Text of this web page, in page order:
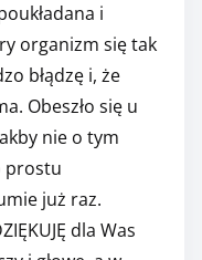
i
organizm się tak
błądzę i, że
Obeszło się u
nie o tym
prostu
już raz.
dla Was